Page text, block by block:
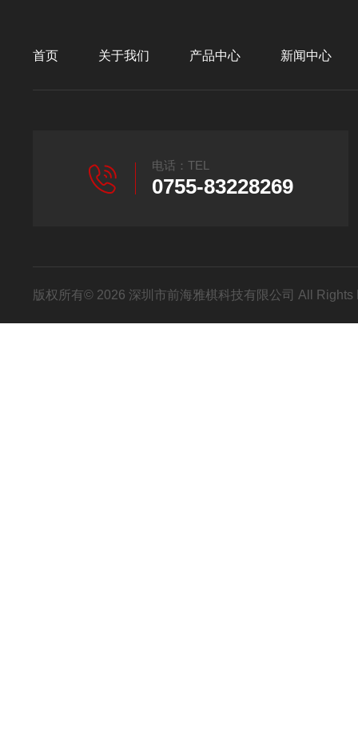
首页 关于我们 产品中心 新闻中心
电话：TEL
0755-83228269
版权所有© 2026 深圳市前海雅棋科技有限公司 All